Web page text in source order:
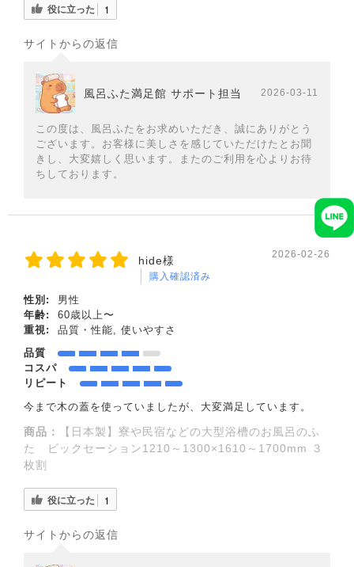
役に立った 1
サイトからの返信
風呂ふた満足館 サポート担当 2026-03-11
この度は、風呂ふたをお求めいただき、誠にありがとう
ございます。お客様に美しさを感じていただけたとお聞
きし、大変嬉しく思います。またのご利用を心よりお待
ちしております。
hide様
購入確認済み
2026-02-26
性別:
男性
年齢:
60歳以上〜
重視:
品質・性能, 使いやすさ
品質
コスパ
リピート
今まで木の蓋を使っていましたが、大変満足しています。
商品：
【日本製】寮や民宿などの大型浴槽のお風呂のふ
た ビックセーション1210～1300×1610～1700mm ３
枚割
役に立った 1
サイトからの返信